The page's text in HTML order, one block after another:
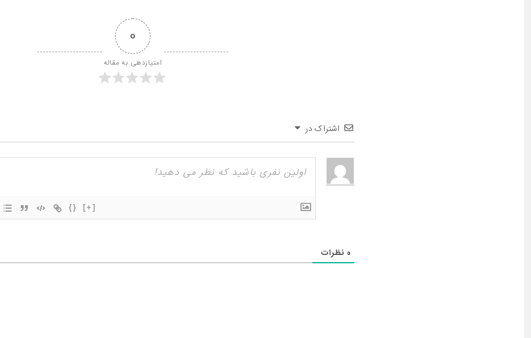
0
امتیازدهی به مقاله
اشتراک در
{} [+]
0 نظرات